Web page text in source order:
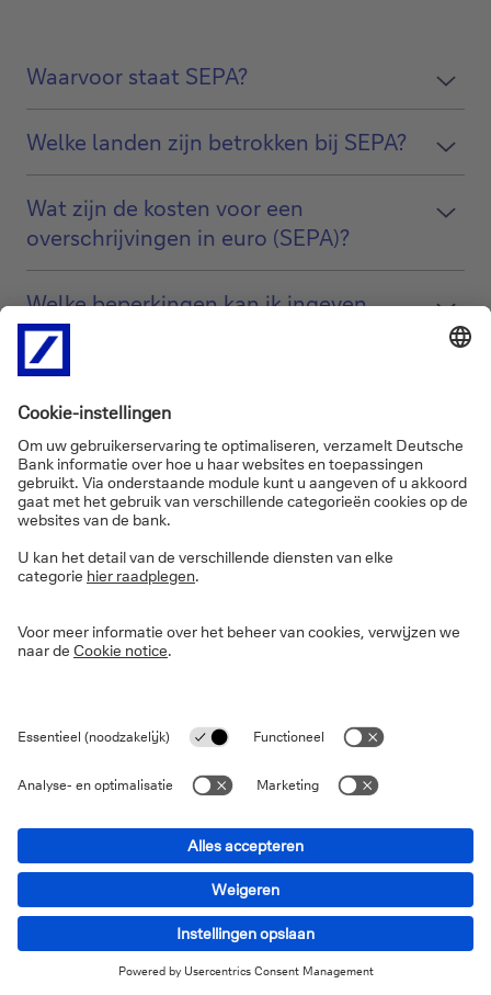
Waarvoor staat SEPA?
Welke landen zijn betrokken bij SEPA?
Wat zijn de kosten voor een
overschrijvingen in euro (SEPA)?
Welke beperkingen kan ik ingeven
voor domiciliëringen?
Hoe kunt u betalingen voor
domiciliëringen SDD ( SEPA Direct
Debit) beheren?
Wat moet ik doen wanneer ik een
domiciliëringsopdracht wil wijzigen of
stopzetten?
Kan ik betalingen uitvoeren buiten de
Kan ik een geplande betaling
annuleren in Online Banking?
Welke beperkingen kan ik ingeven
voor SDD domiciliëringen (SEPA